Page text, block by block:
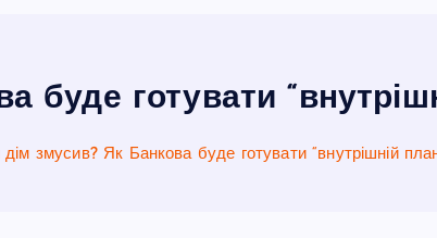
буде готувати
дім змусив? Як Банкова буде готувати “внутрішній